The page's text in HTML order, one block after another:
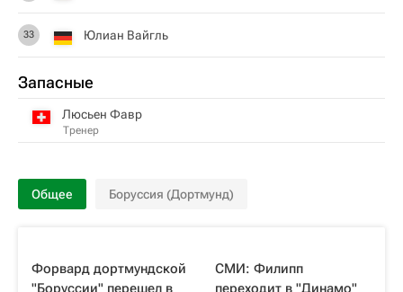
33 Юлиан Вайгль
Запасные
Люсьен Фавр
Тренер
Общее Боруссия (Дортмунд)
Форвард дортмундской
"Боруссии" перешел в
СМИ: Филипп
переходит в "Динамо"